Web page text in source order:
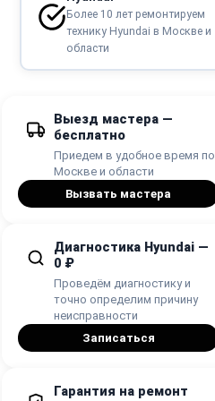
Более 10 лет ремонтируем
технику Hyundai в Москве и
области
Выезд мастера —
бесплатно
Приедем в удобное время по
Москве и области
Вызвать мастера
Диагностика Hyundai —
0 ₽
Проведём диагностику и
точно определим причину
неисправности
Записаться
Гарантия на ремонт